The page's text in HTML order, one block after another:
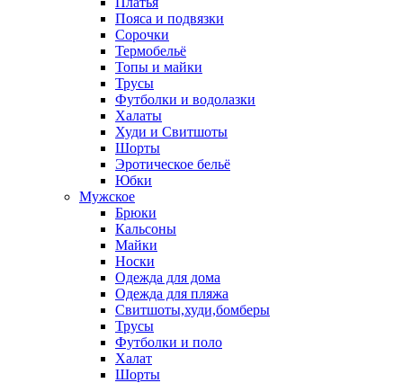
Пояса и подвязки
Сорочки
Термобельё
Топы и майки
Трусы
Футболки и водолазки
Халаты
Худи и Свитшоты
Шорты
Эротическое бельё
Юбки
Мужское
Брюки
Кальсоны
Майки
Носки
Одежда для дома
Одежда для пляжа
Свитшоты,худи,бомберы
Трусы
Футболки и поло
Халат
Шорты